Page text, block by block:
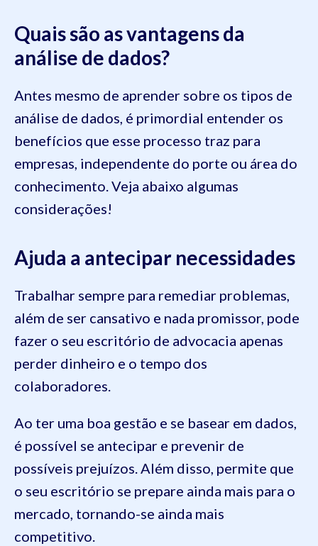
Quais são as vantagens da
análise de dados?
Antes mesmo de aprender sobre os tipos de
análise de dados, é primordial entender os
benefícios que esse processo traz para
empresas, independente do porte ou área do
conhecimento. Veja abaixo algumas
considerações!
Ajuda a antecipar necessidades
Trabalhar sempre para remediar problemas,
além de ser cansativo e nada promissor, pode
fazer o seu escritório de advocacia apenas
perder dinheiro e o tempo dos
colaboradores.
Ao ter uma boa gestão e se basear em dados,
é possível se antecipar e prevenir de
possíveis prejuízos. Além disso, permite que
o seu escritório se prepare ainda mais para o
mercado, tornando-se ainda mais
competitivo.